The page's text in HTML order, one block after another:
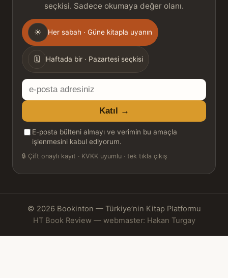
seçkisi. Sadece okumaya değer olanı.
Gönderim
sıklığı
☀ Her sabah · Güne kitapla uyanın
🗓 Haftada bir · Pazartesi seçkisi
E-
posta
adresiniz
Katıl →
E-posta bülteni almayı ve verimin bu amaçla
işlenmesini kabul ediyorum.
🔒 Çift onaylı kayıt · KVKK uyumlu · tek tıkla çıkış
© 2026 Bookinton — Türkiye’nin Kitap Platformu
HT Book Review — webmaster: Hakan Turgay